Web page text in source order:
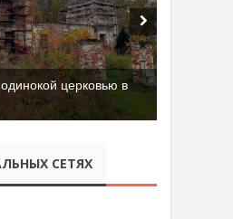
церковью в
СЕТЯХ